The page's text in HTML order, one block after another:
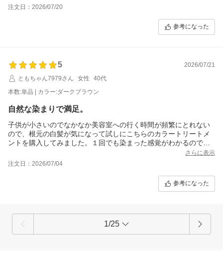
注文日：2026/07/20
参考になった
5
2026/07/21
ともちゃん7979さん
女性
40代
本数:単品 | カラー:ダークブラウン
自然な染まりで満足。
子供が小さいのでなかなか美容室への行く時間が頻繁にとれない
ので、根元の白髪が気になって試しにこちらのカラートリートメ
ントを購入してみました。１回でも染まった感覚がわかるので根
元のみこちらを使い分けて、美容室へ行く頻度が減り満足してい
ます！
さらに表示
注文日：2026/07/04
参考になった
1/25